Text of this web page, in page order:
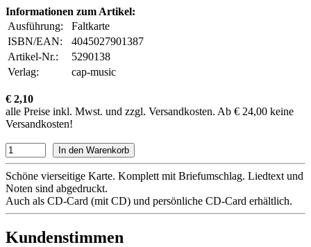
Informationen zum Artikel:
Ausführung:
Faltkarte
ISBN/EAN:
4045027901387
Artikel-Nr.:
5290138
Verlag:
cap-music
€ 2,10
alle Preise inkl. Mwst. und zzgl. Versandkosten. Ab € 24,00 keine
Versandkosten!
Schöne vierseitige Karte. Komplett mit Briefumschlag. Liedtext und
Noten sind abgedruckt.
Auch als CD-Card (mit CD) und persönliche CD-Card erhältlich.
Kundenstimmen